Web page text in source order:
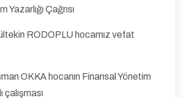
Yazarlığı Çağrısı
RODOPLU hocamız vefat
OKKA hocanın Finansal Yönetim
çalışması